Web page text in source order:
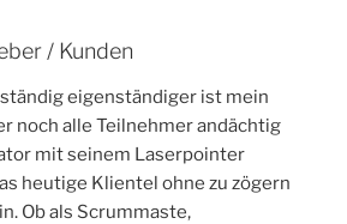
/ Kunden
eigenständiger ist mein
noch alle Teilnehmer andächtig
mit seinem Laserpointer
heutige Klientel ohne zu zögern
Ob als Scrummaste,